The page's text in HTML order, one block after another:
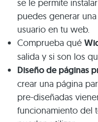
se le permite
puedes generar
usuario en tu web.
Comprueba qué
salida y si son los
Diseño de páginas
crear una página
pre-diseñadas
funcionamiento del